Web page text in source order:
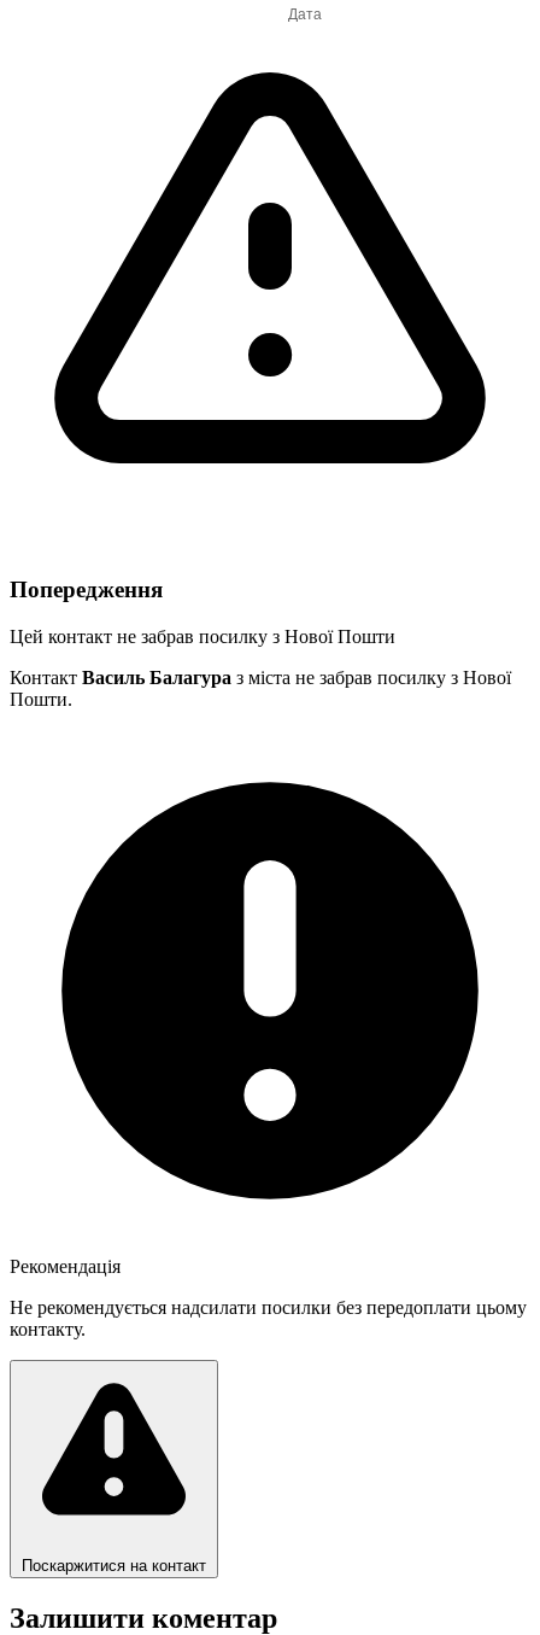
Попередження
Цей контакт не забрав посилку з Нової Пошти
Контакт Василь Балагура з міста не забрав посилку з Нової
Пошти.
Рекомендація
Не рекомендується надсилати посилки без передоплати цьому
контакту.
Поскаржитися на контакт
Залишити коментар